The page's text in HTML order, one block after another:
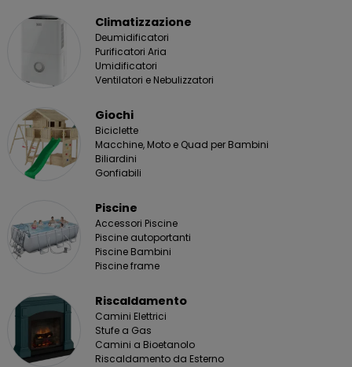
Climatizzazione
Deumidificatori
Purificatori Aria
Umidificatori
Ventilatori e Nebulizzatori
Giochi
Biciclette
Macchine, Moto e Quad per Bambini
Biliardini
Gonfiabili
Piscine
Accessori Piscine
Piscine autoportanti
Piscine Bambini
Piscine frame
Riscaldamento
Camini Elettrici
Stufe a Gas
Camini a Bioetanolo
Riscaldamento da Esterno